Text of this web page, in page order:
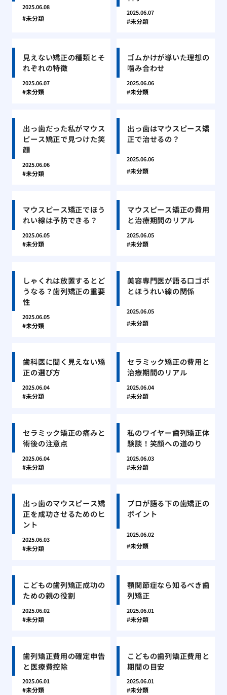
2025.06.08
未分類
2025.06.07
未分類
見えない矯正の種類とそ
れぞれの特徴
2025.06.07
未分類
ゴムかけが導いた理想の
噛み合わせ
2025.06.06
未分類
出っ歯だった私がマウス
ピース矯正で見つけた笑
顔
2025.06.06
未分類
出っ歯はマウスピース矯
正で治せるの？
2025.06.06
未分類
マウスピース矯正でほう
れい線は予防できる？
2025.06.05
未分類
マウスピース矯正の費用
と治療期間のリアル
2025.06.05
未分類
しゃくれは放置するとど
うなる？歯列矯正の重要
性
2025.06.05
未分類
美容専門医が語る口ゴボ
とほうれい線の関係
2025.06.05
未分類
歯科医に聞く見えない矯
正の選び方
2025.06.04
未分類
セラミック矯正の費用と
治療期間のリアル
2025.06.04
未分類
セラミック矯正の痛みと
術後の注意点
2025.06.04
未分類
私のワイヤー歯列矯正体
験談！笑顔への道のり
2025.06.03
未分類
出っ歯のマウスピース矯
正を成功させるためのヒ
ント
2025.06.03
未分類
プロが語る下の歯矯正の
ポイント
2025.06.02
未分類
こどもの歯列矯正成功の
ための親の役割
2025.06.02
未分類
顎関節症なら知るべき歯
列矯正
2025.06.01
未分類
歯列矯正費用の確定申告
と医療費控除
2025.06.01
未分類
こどもの歯列矯正費用と
期間の目安
2025.06.01
未分類